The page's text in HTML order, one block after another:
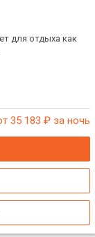
для отдыха как
35 183 ₽ за ночь